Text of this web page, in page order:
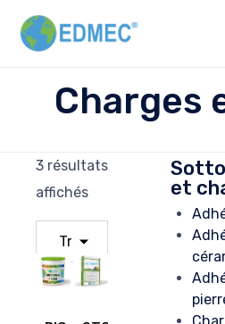
Charges
et
3 résultats
affichés